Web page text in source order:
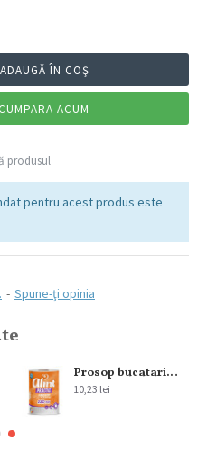
- Spune-ţi opinia
ADAUGĂ ÎN COŞ
CUMPARA ACUM
produsul
pentru acest produs este
Prosop bucatarie Alint 2str 220 foi
10,23 lei